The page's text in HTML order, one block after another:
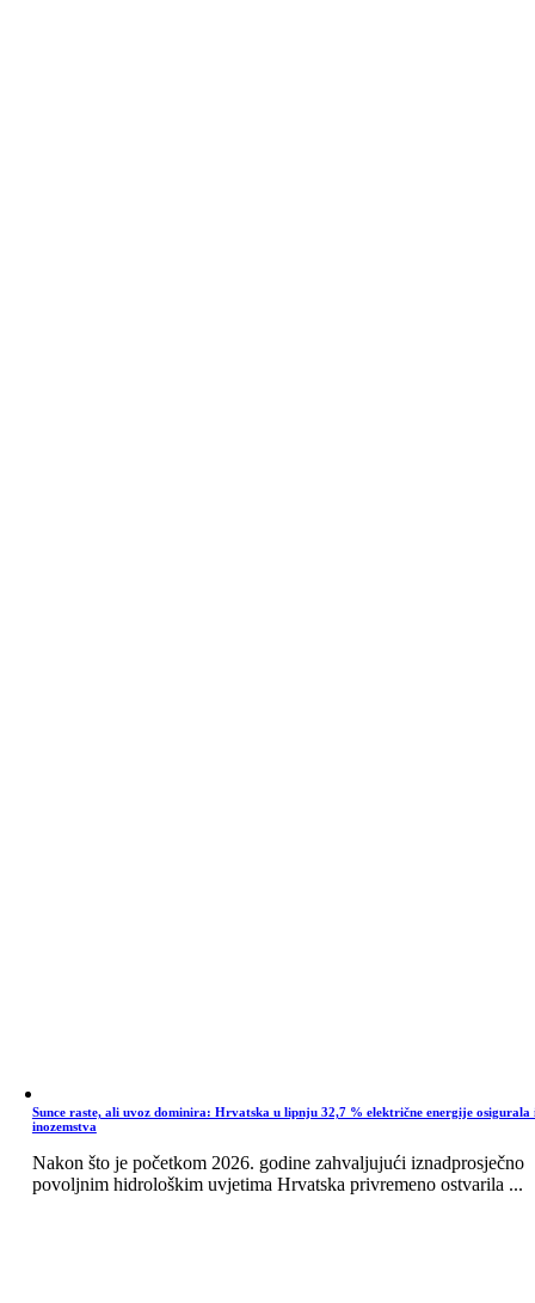
Sunce raste, ali uvoz dominira: Hrvatska u lipnju 32,7 % električne energije osigurala
inozemstva
Nakon što je početkom 2026. godine zahvaljujući iznadprosječno
povoljnim hidrološkim uvjetima Hrvatska privremeno ostvarila ...